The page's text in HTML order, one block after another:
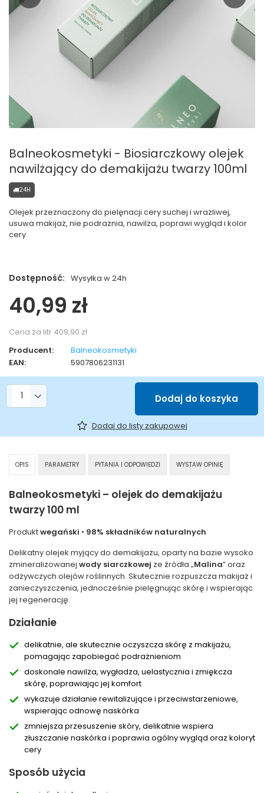
Balneokosmetyki - Biosiarczkowy olejek
nawilżający do demakijażu twarzy 100ml
24H
Olejek przeznaczony do pielęnacji cery suchej i wrażliwej,
usuwa makijaż, nie podrażnia, nawilża, poprawi wygląd i kolor
cery
Dostępność: Wysyłka w 24h
40,99 zł
Cena za litr 409,90 zł
Producent:
Balneokosmetyki
EAN:
5907806231131
Liczba produktów
Dodaj do koszyka
Dodaj do listy zakupowej
OPIS PARAMETRY PYTANIA I ODPOWIEDZI WYSTAW OPINIĘ
Balneokosmetyki – olejek do demakijażu
twarzy 100 ml
Produktwegański • 98% składników naturalnych
Delikatny olejek myjący do demakijażu, oparty na bazie wysoko
zmineralizowanej wody siarczkowej ze źródła „Malina” oraz
odżywczych olejów roślinnych. Skutecznie rozpuszcza makijaż i
zanieczyszczenia, jednocześnie pielęgnując skórę i wspierając
jej regenerację.
Działanie
delikatnie, ale skutecznie oczyszcza skórę z makijażu,
pomagając zapobiegać podrażnieniom
doskonale nawilża, wygładza, uelastycznia i zmiękcza
skórę, poprawiając jej komfort
wykazuje działanie rewitalizujące i przeciwstarzeniowe,
wspierając odnowę naskórka
zmniejsza przesuszenie skóry, delikatnie wspiera
złuszczanie naskórka i poprawia ogólny wygląd oraz koloryt
cery
Sposób użycia